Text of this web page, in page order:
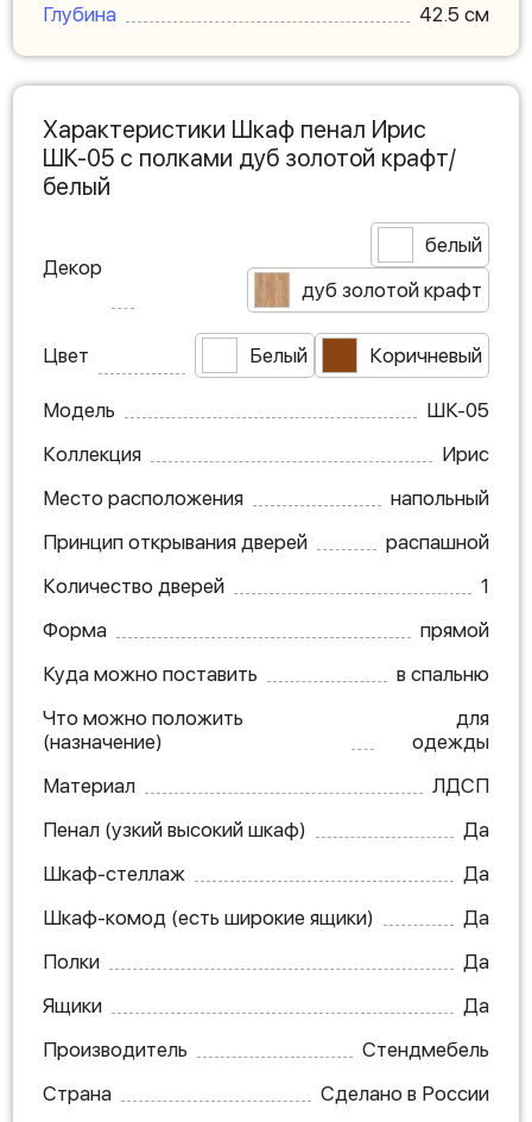
Глубина
42.5 см
Характеристики Шкаф пенал Ирис
ШК-05 с полками дуб золотой крафт/
белый
Декор
белый
дуб золотой крафт
Цвет Белый Коричневый
Модель
ШК-05
Коллекция
Ирис
Место расположения
напольный
Принцип открывания дверей
распашной
Количество дверей
1
Форма
прямой
Куда можно поставить
в спальню
Что можно положить
(назначение)
для
одежды
Материал
ЛДСП
Пенал (узкий высокий шкаф)
Да
Шкаф-стеллаж
Да
Шкаф-комод (есть широкие ящики)
Да
Полки
Да
Ящики
Да
Производитель
Стендмебель
Страна
Сделано в России